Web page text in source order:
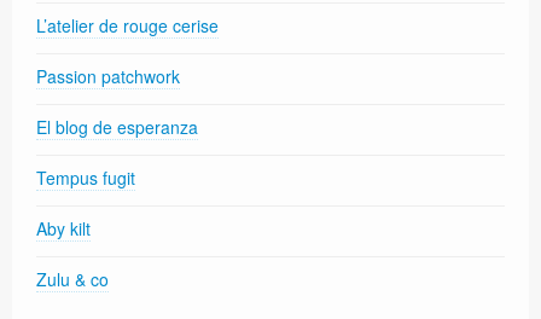
L’atelier de rouge cerise
Passion patchwork
El blog de esperanza
Tempus fugit
Aby kilt
Zulu & co